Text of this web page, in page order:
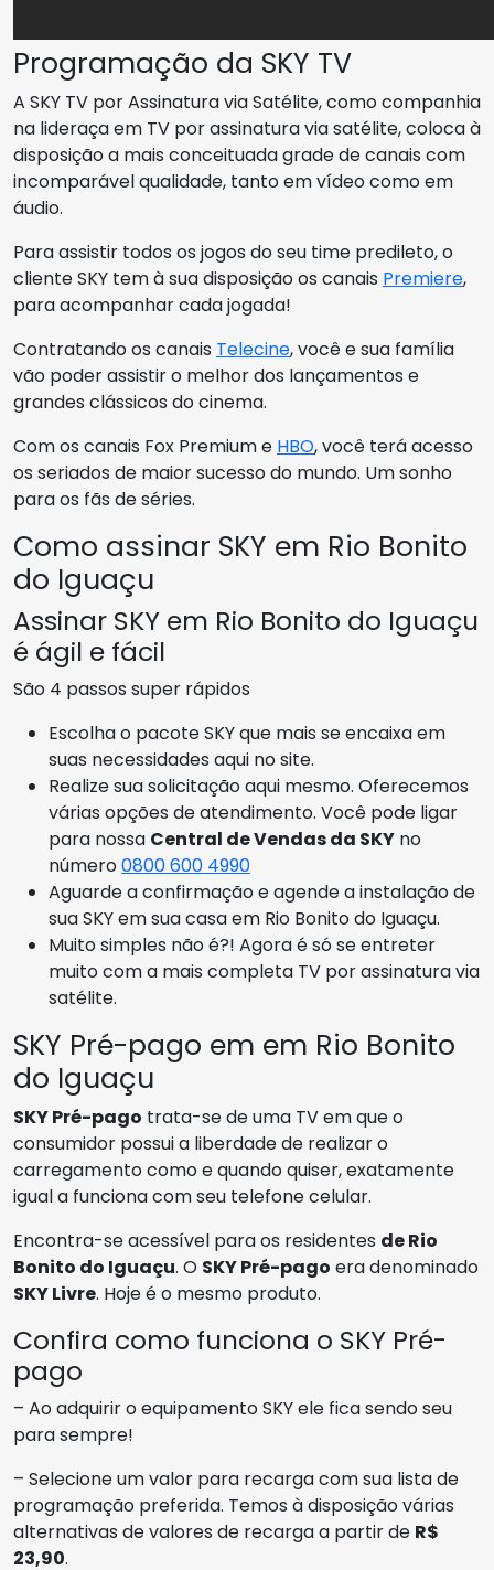
Programação da SKY TV
A SKY TV por Assinatura via Satélite, como companhia
na lideraça em TV por assinatura via satélite, coloca à
disposição a mais conceituada grade de canais com
incomparável qualidade, tanto em vídeo como em
áudio.
Para assistir todos os jogos do seu time predileto, o
cliente SKY tem à sua disposição os canais Premiere,
para acompanhar cada jogada!
Contratando os canais Telecine, você e sua família
vão poder assistir o melhor dos lançamentos e
grandes clássicos do cinema.
Com os canais Fox Premium e HBO, você terá acesso
os seriados de maior sucesso do mundo. Um sonho
para os fãs de séries.
Como assinar SKY em Rio Bonito
do Iguaçu
Assinar SKY em Rio Bonito do Iguaçu
é ágil e fácil
São 4 passos super rápidos
Escolha o pacote SKY que mais se encaixa em
suas necessidades aqui no site.
Realize sua solicitação aqui mesmo. Oferecemos
várias opções de atendimento. Você pode ligar
para nossa Central de Vendas da SKY no
número0800 600 4990
Aguarde a confirmação e agende a instalação de
sua SKY em sua casa em Rio Bonito do Iguaçu.
Muito simples não é?! Agora é só se entreter
muito com a mais completa TV por assinatura via
satélite.
SKY Pré-pago em em Rio Bonito
do Iguaçu
SKY Pré-pago trata-se de uma TV em que o
consumidor possui a liberdade de realizar o
carregamento como e quando quiser, exatamente
igual a funciona com seu telefone celular.
Encontra-se acessível para os residentes de Rio
Bonito do Iguaçu. O SKY Pré-pago era denominado
SKY Livre. Hoje é o mesmo produto.
Confira como funciona o SKY Pré-
pago
– Ao adquirir o equipamento SKY ele fica sendo seu
para sempre!
– Selecione um valor para recarga com sua lista de
programação preferida. Temos à disposição várias
alternativas de valores de recarga a partir de R$
23,90.